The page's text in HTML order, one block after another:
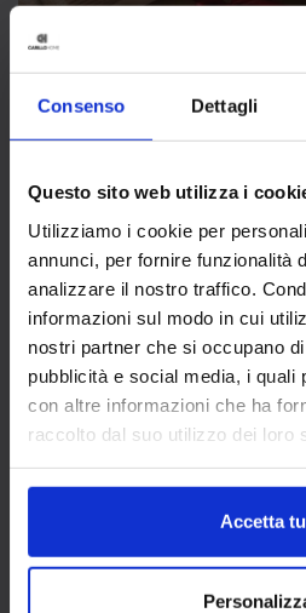
Consenso Dettagli
Questo sito web utilizza i
Utilizziamo i cookie per
annunci, per fornire funzionalità
analizzare il nostro traffico.
informazioni sul modo in cui
nostri partner che si occupano
pubblicità e social media, i quali
con altre informazioni che ha
raccolto dal suo utilizzo dei loro
Accetta
REGALI DI NATALE
ORIGINALI E DI
Carillo Home raccoglie
ispirazioni raffinate per
regali di Natale